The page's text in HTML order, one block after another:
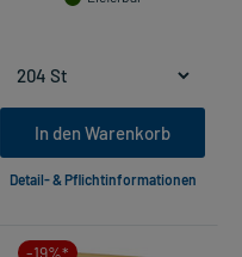
In den Warenkorb
Detail- & Pflichtinformationen
-19%*